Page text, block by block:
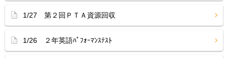
1/27 第２回ＰＴＡ資源回収
1/26 ２年英語ﾊﾟﾌｫｰﾏﾝｽﾃｽﾄ